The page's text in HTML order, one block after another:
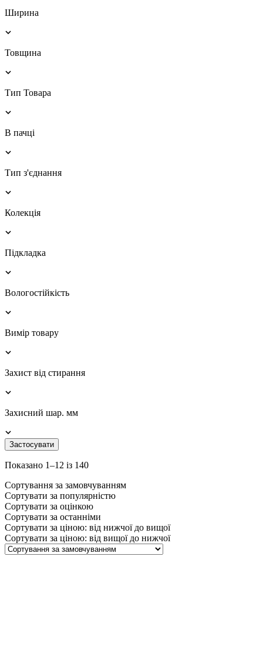
Ширина
Товщина
Тип Товара
В пачці
Тип з'єднання
Колекція
Підкладка
Вологостійкість
Вимір товару
Захист від стирання
Захисний шар. мм
Застосувати
Показано 1–12 із 140
Сортування за замовчуванням
Сортувати за популярністю
Сортувати за оцінкою
Сортувати за останніми
Сортувати за ціною: від нижчої до вищої
Сортувати за ціною: від вищої до нижчої